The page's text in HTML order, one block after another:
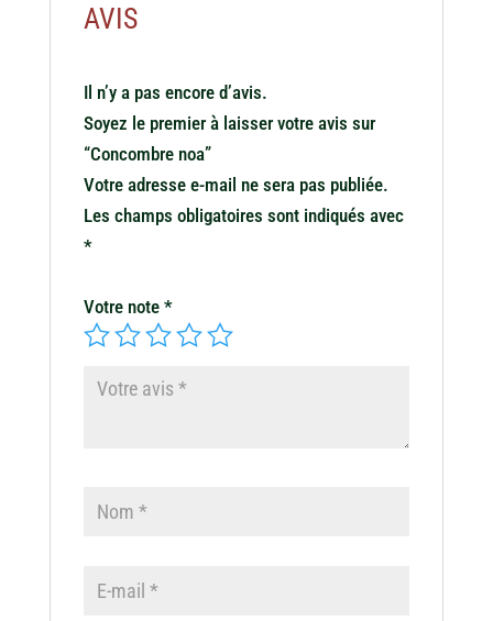
AVIS
Il n’y a pas encore d’avis.
Soyez le premier à laisser votre avis sur
“Concombre noa”
Votre adresse e-mail ne sera pas publiée.
Les champs obligatoires sont indiqués avec
*
Votre note *